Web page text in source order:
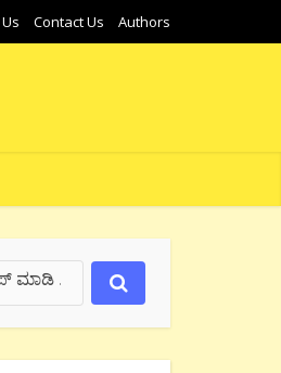
Contact Us Authors